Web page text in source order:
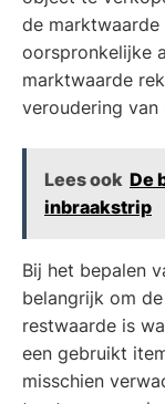
de
oorspronkelijke
marktwaarde
veroudering van
Lees ook De
inbraakstrip
Bij het bepalen
belangrijk om
restwaarde is
een gebruikt
misschien